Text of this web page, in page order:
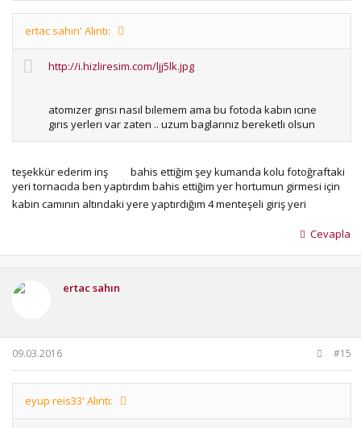
ertac sahın' Alıntı:
http://i.hizliresim.com/ljj5lk.jpg
atomızer gırısı nasıl bılemem ama bu fotoda kabın ıcıne
gırıs yerlerı var zaten .. uzum baglarınız bereketlı olsun
teşekkür ederim inş
bahis ettiğim şey kumanda kolu fotoğraftaki
yeri tornacıda ben yaptırdım bahis ettiğim yer hortumun girmesi için
kabin camının altındaki yere yaptırdığım 4 menteşeli giriş yeri
Cevapla
ertac sahın
09.03.2016 #15
eyup reis33' Alıntı: